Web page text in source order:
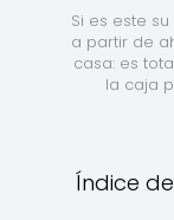
Si es este
a partir de
casa: es
la caja
Índice